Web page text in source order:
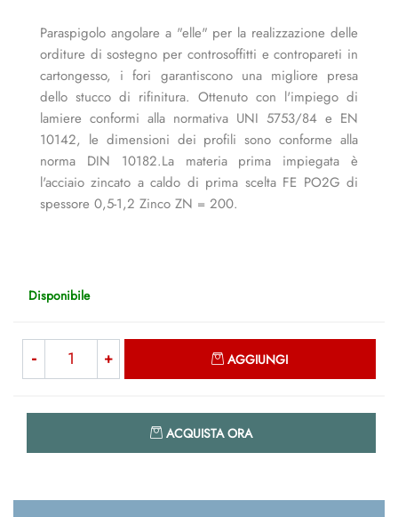
Paraspigolo angolare a "elle" per la realizzazione delle
orditure di sostegno per controsoffitti e contropareti in
cartongesso, i fori garantiscono una migliore presa
dello stucco di rifinitura. Ottenuto con l'impiego di
lamiere conformi alla normativa UNI 5753/84 e EN
10142, le dimensioni dei profili sono conforme alla
norma DIN 10182.La materia prima impiegata è
l'acciaio zincato a caldo di prima scelta FE PO2G di
spessore 0,5-1,2 Zinco ZN = 200.
Disponibile
AGGIUNGI
ACQUISTA ORA